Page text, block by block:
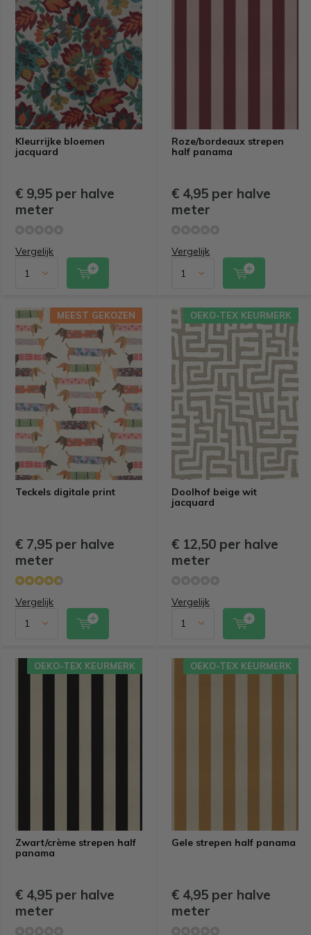
Kleurrijke bloemen
jacquard
€ 9,95 per halve
meter
Vergelijk
Roze/bordeaux strepen
half panama
€ 4,95 per halve
meter
Vergelijk
Teckels digitale print
MEEST GEKOZEN
€ 7,95 per halve
meter
Vergelijk
Doolhof beige wit
jacquard
OEKO-TEX KEURMERK
€ 12,50 per halve
meter
Vergelijk
Zwart/crème strepen half
panama
OEKO-TEX KEURMERK
€ 4,95 per halve
meter
Gele strepen half panama
OEKO-TEX KEURMERK
€ 4,95 per halve
meter